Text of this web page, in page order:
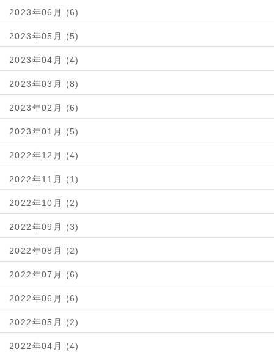
2023年06月 (6)
2023年05月 (5)
2023年04月 (4)
2023年03月 (8)
2023年02月 (6)
2023年01月 (5)
2022年12月 (4)
2022年11月 (1)
2022年10月 (2)
2022年09月 (3)
2022年08月 (2)
2022年07月 (6)
2022年06月 (6)
2022年05月 (2)
2022年04月 (4)